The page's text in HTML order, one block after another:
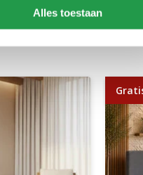
Alles toestaan